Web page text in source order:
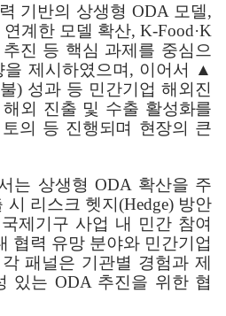
기반의 상생형ODA 모델,
계한 모델 확산, K-Food·K
추진 등 핵심 과제를 중심으
제시하였으며, 이어서
▲
) 성과 등 민간기업 해외진
해외 진출 및 수출 활성화를
의 등 진행되며 현장의 큰
는 상생형ODA 확산을 주
시 리스크 헷지(Hedge) 방안
국제기구 사업 내 민간 참여
협력 유망 분야와 민간기업
패널은 기관별 경험과 제
있는 ODA 추진을 위한 협